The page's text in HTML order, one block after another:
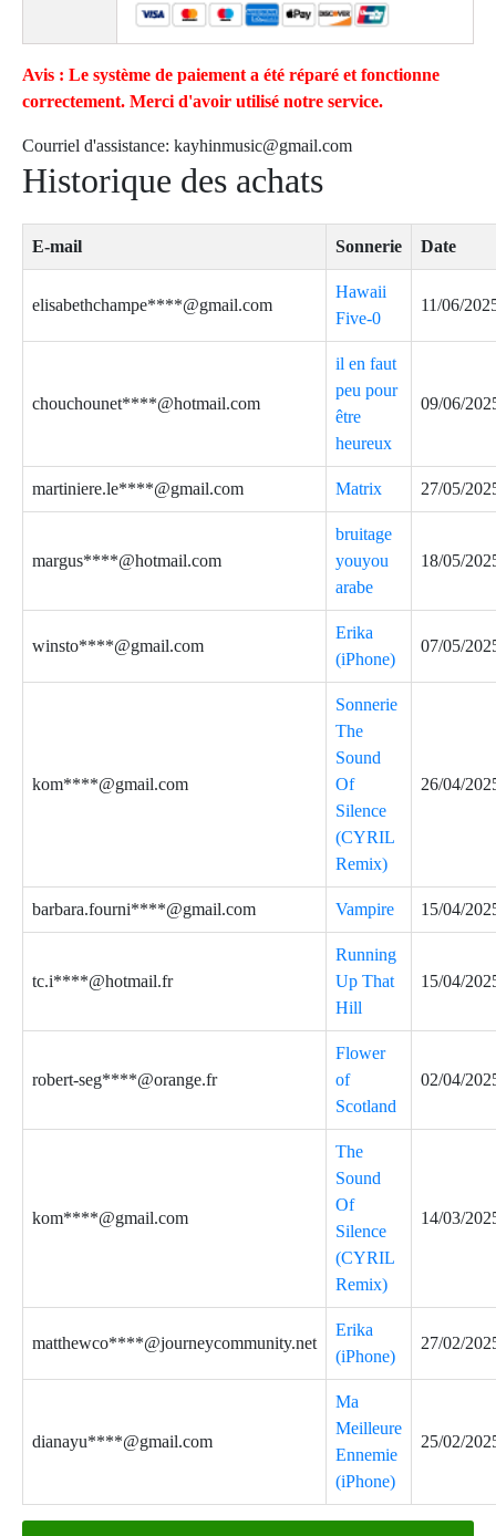
Avis : Le système de paiement a été réparé et fonctionne
correctement. Merci d'avoir utilisé notre service.
Courriel d'assistance: kayhinmusic@gmail.com
Historique des achats
E-mail Sonnerie Date
elisabethchampe****@gmail.com
Hawaii
Five-0
11/06/
chouchounet****@hotmail.com
il en faut
peu pour
être
heureux
09/06/
martiniere.le****@gmail.com Matrix 27/05/
margus****@hotmail.com
bruitage
youyou
arabe
18/05/
winsto****@gmail.com
Erika
(iPhone)
07/05/
kom****@gmail.com
Sonnerie
The
Sound
Of
Silence
(CYRIL
Remix)
26/04/
barbara.fourni****@gmail.com Vampire 15/04/
tc.i****@hotmail.fr
Running
Up That
Hill
15/04/
robert-seg****@orange.fr
Flower
of
Scotland
02/04/
kom****@gmail.com
The
Sound
Of
Silence
(CYRIL
Remix)
14/03/
matthewco****@journeycommunity.net
Erika
(iPhone)
27/02/
dianayu****@gmail.com
Ma
Meilleure
Ennemie
(iPhone)
25/02/